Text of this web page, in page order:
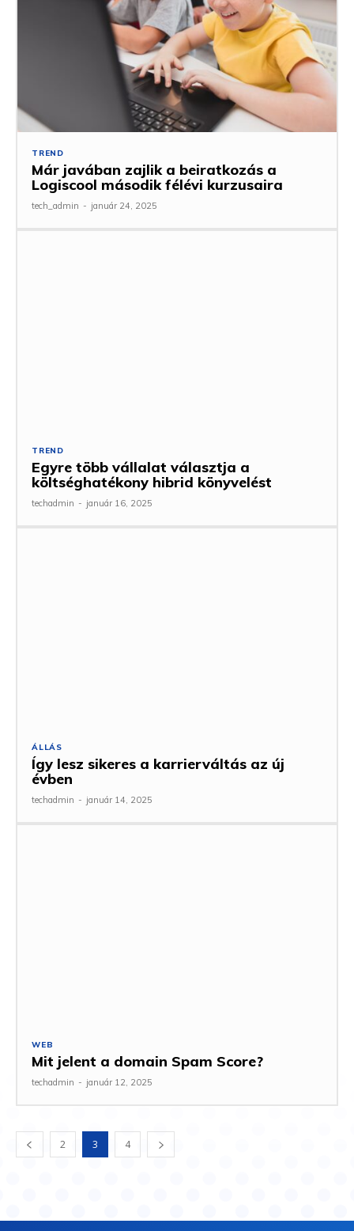
TREND
Már javában zajlik a beiratkozás a
Logiscool második félévi kurzusaira
tech_admin - január 24, 2025
TREND
Egyre több vállalat választja a
költséghatékony hibrid könyvelést
techadmin - január 16, 2025
ÁLLÁS
Így lesz sikeres a karrierváltás az új
évben
techadmin - január 14, 2025
WEB
Mit jelent a domain Spam Score?
techadmin - január 12, 2025
2 3 4